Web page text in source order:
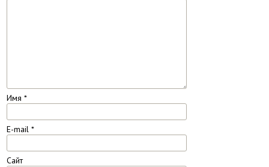
Имя *
E-mail *
Сайт